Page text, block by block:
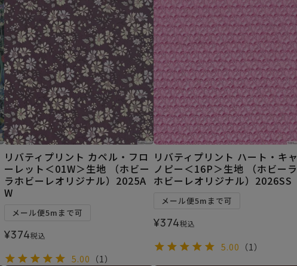
リバティプリント カペル・フロ
ーレット＜01W＞生地 （ホビー
ラホビーレオリジナル）2025A
W
メール便5mまで可
¥374税込
5.00 （1）
リバティプリント ハート・キャ
ノピー＜16P＞生地 （ホビーラ
ホビーレオリジナル）2026SS
メール便5mまで可
¥374税込
5.00 （1）